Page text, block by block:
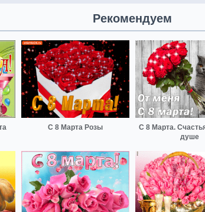
Рекомендуем
С 8 Марта Розы
С 8 Марта.
душе